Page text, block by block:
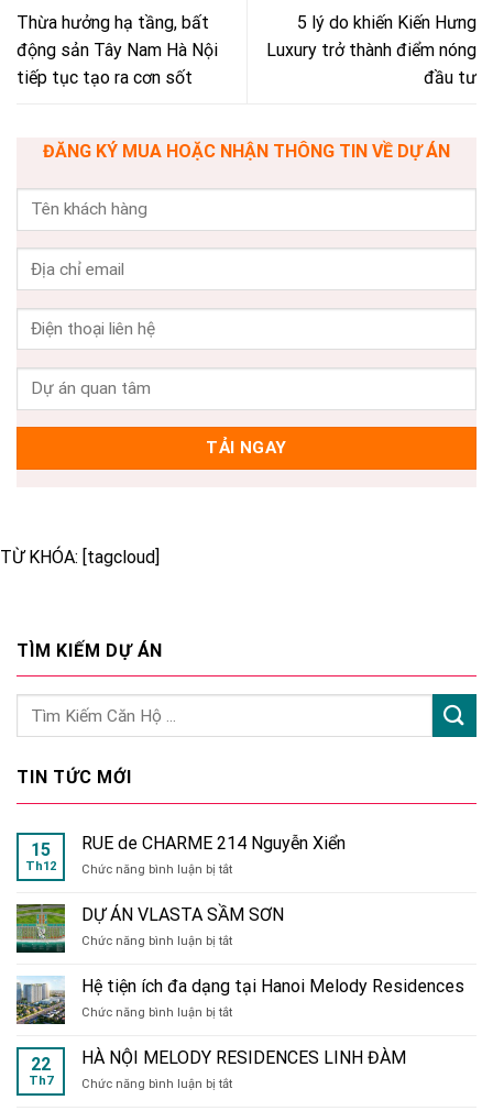
Thừa hưởng hạ tầng, bất
động sản Tây Nam Hà Nội
tiếp tục tạo ra cơn sốt
5 lý do khiến Kiến Hưng
Luxury trở thành điểm nóng
đầu tư
ĐĂNG KÝ MUA HOẶC NHẬN THÔNG TIN VỀ DỰ ÁN
TỪ KHÓA: [tagcloud]
TÌM KIẾM DỰ ÁN
TIN TỨC MỚI
15
Th12
RUE de CHARME 214 Nguyễn Xiển
Chức năng bình luận bị tắtở
de
CHARME
214
Xiển
DỰ ÁN VLASTA SẦM SƠN
Chức năng bình luận bị tắtở
ÁN
VLASTA
SẦM
Hệ tiện ích đa dạng tại Hanoi Melody Residences
Chức năng bình luận bị tắtở
tiện
ích
đa
22
Th7
HÀ NỘI MELODY RESIDENCES LINH ĐÀM
Chức năng bình luận bị tắtở